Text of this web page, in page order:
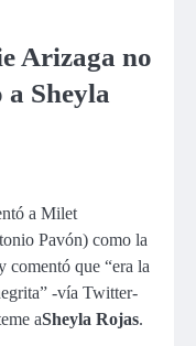
Arizaga no
a Sheyla
a Milet
Pavón) como la
comentó que “era la
-vía Twitter-
aSheyla Rojas.